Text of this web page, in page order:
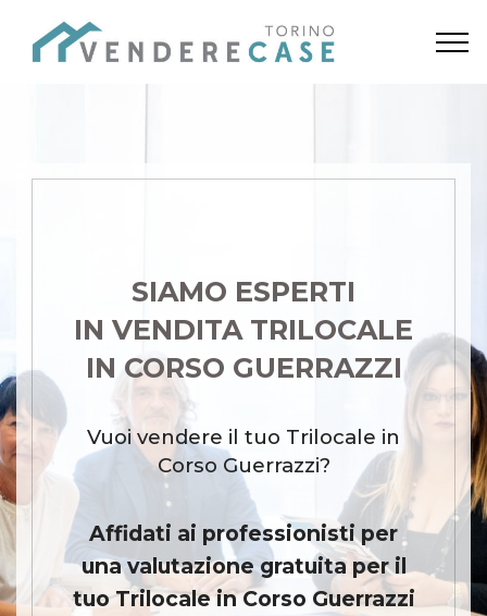
SIAMO ESPERTI
IN VENDITA TRILOCALE
IN CORSO GUERRAZZI
Vuoi vendere il tuo Trilocale in
Corso Guerrazzi?
Affidati ai professionisti per
una valutazione gratuita per il
tuo Trilocale in Corso Guerrazzi